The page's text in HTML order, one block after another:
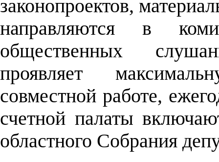
законопроектов,
направляются в
общественных
проявляет
совместной работе,
счетной палаты
областного Собрания